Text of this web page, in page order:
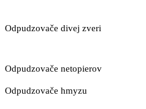
Odpudzovače divej zveri
Odpudzovače netopierov
Odpudzovače hmyzu